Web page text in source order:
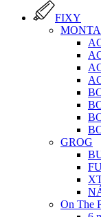
FIXY
GROG
On The